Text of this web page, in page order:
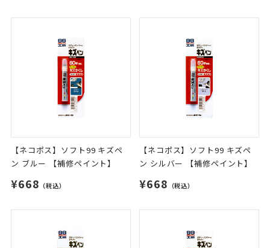
【ネコポス】ソフト99 キズペ
ン ブルー 【補修ペイント】
¥668 （税込）
【ネコポス】ソフト99 キズペ
ン シルバー 【補修ペイント】
¥668 （税込）